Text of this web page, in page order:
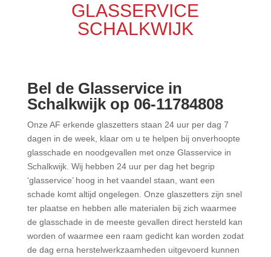
GLASSERVICE
SCHALKWIJK
Bel de Glasservice in
Schalkwijk op 06-11784808
Onze AF erkende glaszetters staan 24 uur per dag 7
dagen in de week, klaar om u te helpen bij onverhoopte
glasschade en noodgevallen met onze Glasservice in
Schalkwijk. Wij hebben 24 uur per dag het begrip
‘glasservice’ hoog in het vaandel staan, want een
schade komt altijd ongelegen. Onze glaszetters zijn snel
ter plaatse en hebben alle materialen bij zich waarmee
de glasschade in de meeste gevallen direct hersteld kan
worden of waarmee een raam gedicht kan worden zodat
de dag erna herstelwerkzaamheden uitgevoerd kunnen